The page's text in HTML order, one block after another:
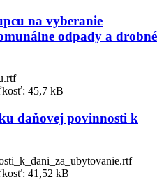
na vyberanie
odpady a drobné
45,7 kB
daňovej povinnosti k
41,52 kB